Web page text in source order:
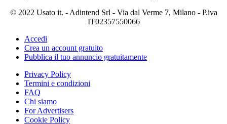
© 2022 Usato it. - Adintend Srl - Via dal Verme 7, Milano - P.iva
IT02357550066
Accedi
Crea un account gratuito
Pubblica il tuo annuncio gratuitamente
Privacy Policy
Termini e condizioni
FAQ
Chi siamo
For Advertisers
Cookie Policy